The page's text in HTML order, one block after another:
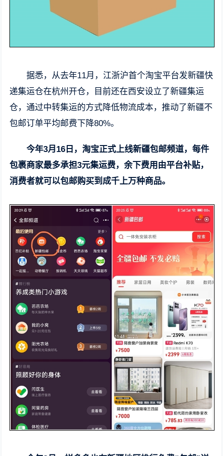
据悉，从去年11月，江浙沪首个淘宝平台发新疆快
递集运仓在杭州开仓，目前还在西安设立了新疆集运
仓，通过中转集运的方式降低物流成本，推动了新疆不
包邮订单平均邮费下降80%。
今年3月16日，淘宝正式上线新疆包邮频道，每件
包裹商家最多承担3元集运费，余下费用由平台补贴，
消费者就可以包邮购买到成千上万种商品。